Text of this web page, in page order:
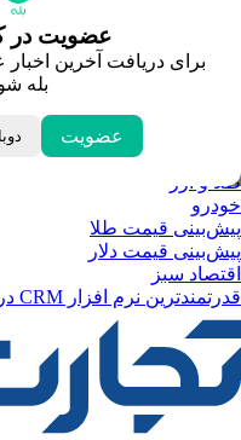
عضویت در
برای دریافت آخرین اخبار
بله
عضویت
قیمت درهم امارات
لحظه تحویل سال
داغ‌ترین‌های اقتصادی
طلا و ارز
خودرو
پیش‌بینی قیمت طلا
پیش‌بینی قیمت دلار
اقتصاد سبز
قدرتمندترین نرم‌ افزار CRM در ایران